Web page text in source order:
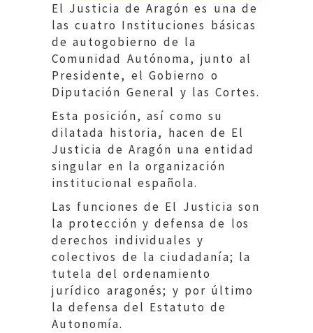
El Justicia de Aragón es una de
las cuatro Instituciones básicas
de autogobierno de la
Comunidad Autónoma, junto al
Presidente, el Gobierno o
Diputación General y las Cortes.
Esta posición, así como su
dilatada historia, hacen de El
Justicia de Aragón una entidad
singular en la organización
institucional española.
Las funciones de El Justicia son
la protección y defensa de los
derechos individuales y
colectivos de la ciudadanía; la
tutela del ordenamiento
jurídico aragonés; y por último
la defensa del Estatuto de
Autonomía.